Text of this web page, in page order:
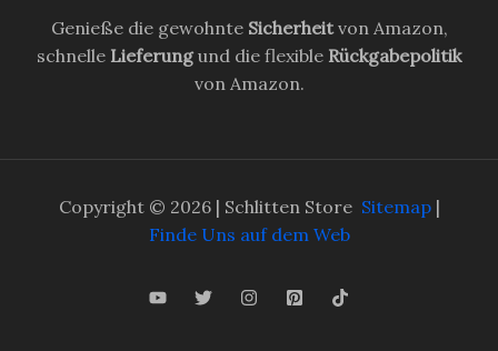
Genieße die gewohnte Sicherheitvon Amazon,
schnelle Lieferungund die flexible Rückgabepolitik
von Amazon.
Copyright © 2026 | Schlitten Store Sitemap|
Finde Uns auf dem Web